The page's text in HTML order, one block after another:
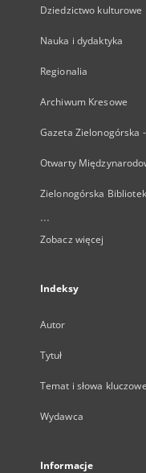
Dziedzictwo kulturowe
Nauka i dydaktyka
Regionalia
Archiwum Kresowe
Gazeta Zielonogórska
Otwarty
Zielonogórska
...
Zobacz więcej
Indeksy
Autor
Tytuł
Temat i słowa kluczowe
Wydawca
Informacje